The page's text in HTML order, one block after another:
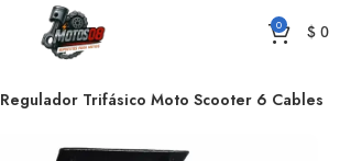
0 $0
Regulador Trifásico Moto Scooter 6 Cables